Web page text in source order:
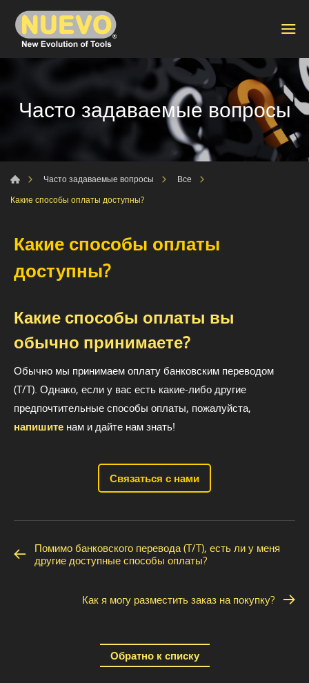
Часто задаваемые вопросы
Часто задаваемые вопросы
Все
Какие способы оплаты доступны?
Какие способы оплаты
доступны?
Какие способы оплаты вы
обычно принимаете?
Обычно мы принимаем оплату банковским переводом
(T/T). Однако, если у вас есть какие-либо другие
предпочтительные способы оплаты, пожалуйста,
напишите нам и дайте нам знать!
Связаться с нами
Помимо банковского перевода (T/T), есть ли у меня
другие доступные способы оплаты?
Как я могу разместить заказ на покупку?
Обратно к списку